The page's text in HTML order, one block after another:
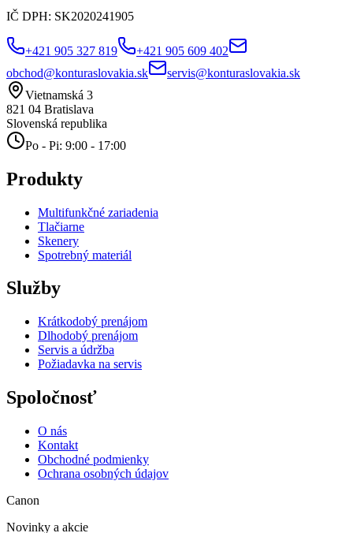
IČ DPH: SK2020241905
+421 905 327 819
+421 905 609 402
obchod@konturaslovakia.sk
servis@konturaslovakia.sk
Vietnamská 3
821 04 Bratislava
Slovenská republika
Po - Pi: 9:00 - 17:00
Produkty
Multifunkčné zariadenia
Tlačiarne
Skenery
Spotrebný materiál
Služby
Krátkodobý prenájom
Dlhodobý prenájom
Servis a údržba
Požiadavka na servis
Spoločnosť
O nás
Kontakt
Obchodné podmienky
Ochrana osobných údajov
Canon
Novinky a akcie